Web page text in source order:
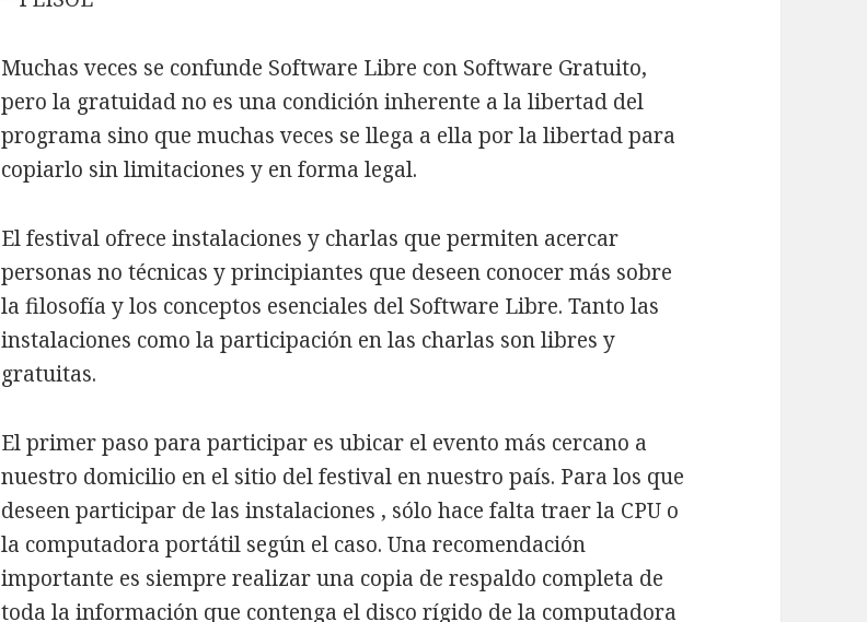
Muchas veces se confunde Software Libre con Software Gratuito,
pero la gratuidad no es una condición inherente a la libertad del
programa sino que muchas veces se llega a ella por la libertad para
copiarlo sin limitaciones y en forma legal.
El festival ofrece instalaciones y charlas que permiten acercar
personas no técnicas y principiantes que deseen conocer más sobre
la filosofía y los conceptos esenciales del Software Libre. Tanto las
instalaciones como la participación en las charlas son libres y
gratuitas.
El primer paso para participar es ubicar el evento más cercano a
nuestro domicilio en el sitio del festival en nuestro país. Para los que
deseen participar de las instalaciones , sólo hace falta traer la CPU o
la computadora portátil según el caso. Una recomendación
importante es siempre realizar una copia de respaldo completa de
toda la información que contenga el disco rígido de la computadora